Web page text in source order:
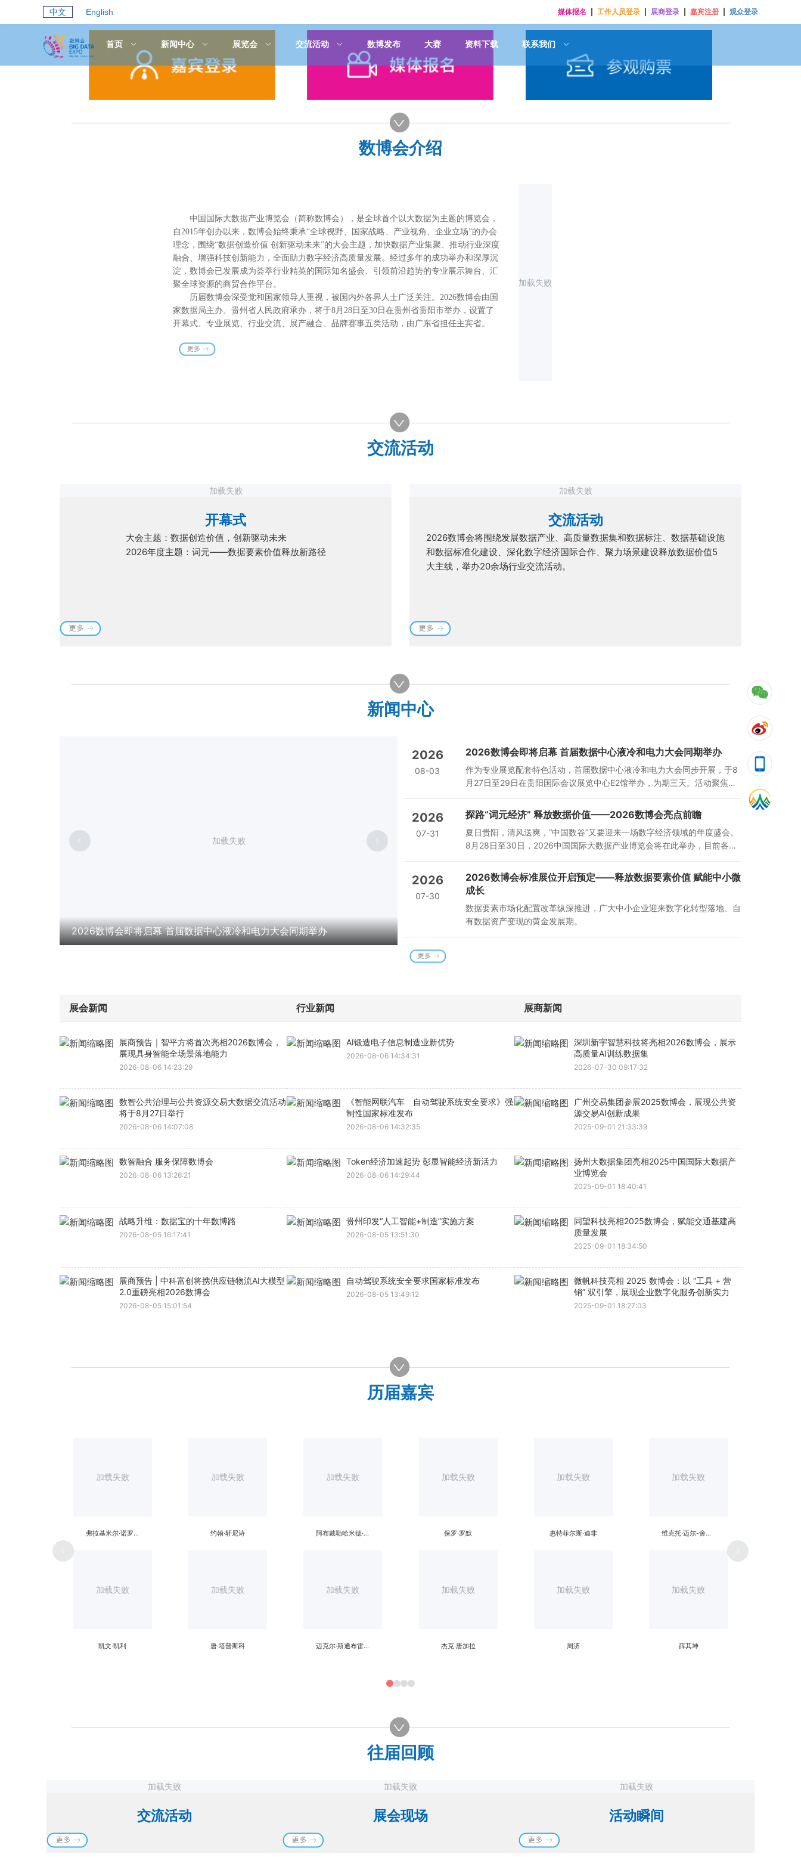
中文 English 媒体报名 工作人员登录 展商登录 嘉宾注册 观众登录
首页 新闻中心 展览会 交流活动 数博发布 大赛 资料下载 联系我们
数博会介绍
中国国际大数据产业博览会（简称数博会），是全球首个以大数据为主题的博览会，
自2015年创办以来，数博会始终秉承“全球视野、国家战略、产业视角、企业立场”的办会
理念，围绕“数据创造价值 创新驱动未来”的大会主题，加快数据产业集聚、推动行业深度
融合、增强科技创新能力，全面助力数字经济高质量发展。经过多年的成功举办和深厚沉
淀，数博会已发展成为荟萃行业精英的国际知名盛会、引领前沿趋势的专业展示舞台、汇
聚全球资源的商贸合作平台。
历届数博会深受党和国家领导人重视，被国内外各界人士广泛关注。2026数博会由国
家数据局主办、贵州省人民政府承办，将于8月28日至30日在贵州省贵阳市举办，设置了
开幕式、专业展览、行业交流、展产融合、品牌赛事五类活动，由广东省担任主宾省。
加载失败
交流活动
加载失败
开幕式
大会主题：数据创造价值，创新驱动未来
2026年度主题：词元——数据要素价值释放新路径
加载失败
交流活动
2026数博会将围绕发展数据产业、高质量数据集和数据标注、数据基础设施
和数据标准化建设、深化数字经济国际合作、聚力场景建设释放数据价值5
大主线，举办20余场行业交流活动。
新闻中心
加载失败
2026数博会即将启幕 首届数据中心液冷和电力大会同期举办
加载失败
2026
08-03
2026数博会即将启幕 首届数据中心液冷和电力大会同期举办
作为专业展览配套特色活动，首届数据中心液冷和电力大会同步开展，于8
月27日至29日在贵阳国际会议展览中心E2馆举办，为期三天。活动聚焦算
体。
2026
07-31
探路“词元经济” 释放数据价值——2026数博会亮点前瞻
夏日贵阳，清风送爽，“中国数谷”又要迎来一场数字经济领域的年度盛会。
8月28日至30日，2026中国国际大数据产业博览会将在此举办，目前各项
2026
07-30
2026数博会标准展位开启预定——释放数据要素价值 赋能中小微
成长
数据要素市场化配置改革纵深推进，广大中小企业迎来数字化转型落地、自
有数据资产变现的黄金发展期。
展会新闻
展商预告｜智平方将首次亮相2026数博会，
展现具身智能全场景落地能力
2026-08-06 14:23:29
数智公共治理与公共资源交易大数据交流活动
将于8月27日举行
2026-08-06 14:07:08
数智融合 服务保障数博会
2026-08-06 13:26:21
战略升维：数据宝的十年数博路
2026-08-05 16:17:41
展商预告 | 中科富创将携供应链物流AI大模型
2.0重磅亮相2026数博会
2026-08-05 15:01:54
行业新闻
AI锻造电子信息制造业新优势
2026-08-06 14:34:31
《智能网联汽车 自动驾驶系统安全要求》强
制性国家标准发布
2026-08-06 14:32:35
Token经济加速起势 彰显智能经济新活力
2026-08-06 14:29:44
贵州印发“人工智能+制造”实施方案
2026-08-05 13:51:30
自动驾驶系统安全要求国家标准发布
2026-08-05 13:49:12
展商新闻
深圳新宇智慧科技将亮相2026数博会，展示
高质量AI训练数据集
2026-07-30 09:17:32
广州交易集团参展2025数博会，展现公共资
源交易AI创新成果
2025-09-01 21:33:39
扬州大数据集团亮相2025中国国际大数据产
业博览会
2025-09-01 18:40:41
同望科技亮相2025数博会，赋能交通基建高
质量发展
2025-09-01 18:34:50
微帆科技亮相 2025 数博会：以 “工具 + 营
销” 双引擎，展现企业数字化服务创新实力
2025-09-01 18:27:03
历届嘉宾
加载失败
弗拉基米尔·诺罗夫
加载失败
约翰·轩尼诗
加载失败
阿布戴勒哈米德·苏依里
加载失败
保罗·罗默
加载失败
惠特菲尔斯·迪非
加载失败
维克托·迈尔-舍恩伯格
加载失败
凯文·凯利
加载失败
唐·塔普斯科
加载失败
迈克尔·斯通布雷克
加载失败
杰克·唐加拉
加载失败
周济
加载失败
薛其坤
往届回顾
加载失败
交流活动
加载失败
展会现场
加载失败
活动瞬间